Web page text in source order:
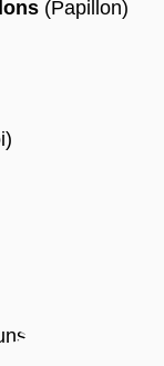
(Papillon)